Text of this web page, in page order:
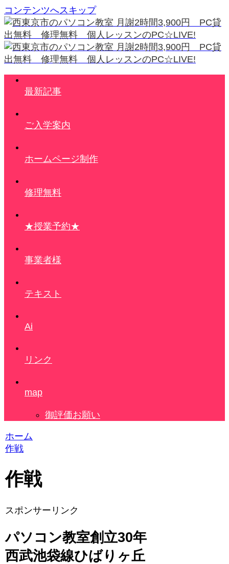
コンテンツへスキップ
最新記事
ご入学案内
ホームページ制作
修理無料
★授業予約★
事業者様
テキスト
Ai
リンク
map
御評価お願い
ホーム
作戦
作戦
スポンサーリンク
パソコン教室創立30年
西武池袋線ひばりヶ丘